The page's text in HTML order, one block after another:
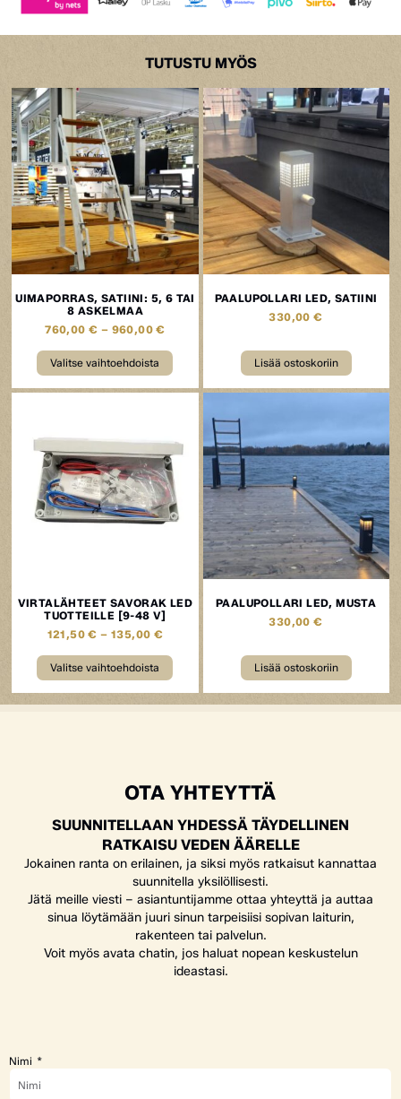
TUTUSTU MYÖS
UIMAPORRAS, SATIINI: 5, 6 TAI
8 ASKELMAA
760,00 € – 960,00€
Valitse vaihtoehdoista
PAALUPOLLARI LED, SATIINI
330,00€
Lisää ostoskoriin
VIRTALÄHTEET SAVORAK LED
TUOTTEILLE [9-48 V]
121,50€ – 135,00 €
Valitse vaihtoehdoista
PAALUPOLLARI LED, MUSTA
330,00€
Lisää ostoskoriin
OTA YHTEYTTÄ
SUUNNITELLAAN YHDESSÄ TÄYDELLINEN
RATKAISU VEDEN ÄÄRELLE
Jokainen ranta on erilainen, ja siksi myös ratkaisut kannattaa
suunnitella yksilöllisesti.
Jätä meille viesti – asiantuntijamme ottaa yhteyttä ja auttaa
sinua löytämään juuri sinun tarpeisiisi sopivan laiturin,
rakenteen tai palvelun.
Voit myös avata chatin, jos haluat nopean keskustelun
ideastasi.
Nimi